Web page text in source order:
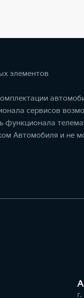
элементов
сервисов
функционала
Автомобиля и не